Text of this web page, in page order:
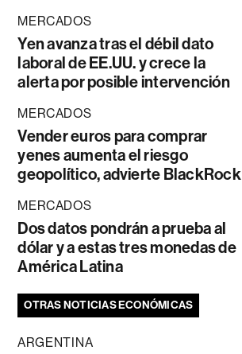
MERCADOS
Yen avanza tras el débil dato
laboral de EE.UU. y crece la
alerta por posible intervención
MERCADOS
Vender euros para comprar
yenes aumenta el riesgo
geopolítico, advierte BlackRock
MERCADOS
Dos datos pondrán a prueba al
dólar y a estas tres monedas de
América Latina
OTRAS NOTICIAS ECONÓMICAS
ARGENTINA